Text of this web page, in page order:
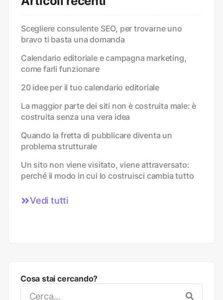
Scegliere consulente SEO, per trovarne uno
bravo ti basta una domanda
Calendario editoriale e campagna marketing,
come farli funzionare
20 idee per il tuo calendario editoriale
La maggior parte dei siti non è costruita male: è
costruita senza una vera idea
Quando la fretta di pubblicare diventa un
problema strutturale
Un sito non viene visitato, viene attraversato:
perché il modo in cui lo costruisci cambia tutto
Vedi tutti
Cosa stai cercando?